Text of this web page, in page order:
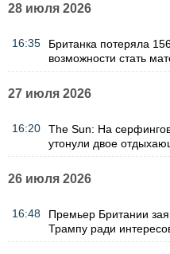
28 июля 2026
16:35
Британка потеряла
возможности стать
27 июля 2026
16:20
The Sun: На
утонули двое
26 июля 2026
16:48
Премьер Британии
Трампу ради